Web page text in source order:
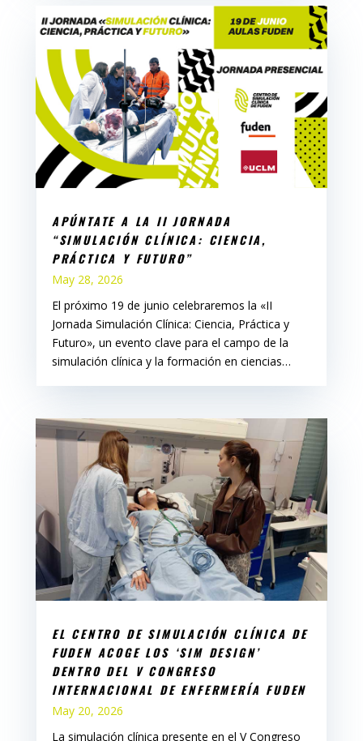
APÚNTATE A LA II JORNADA
“SIMULACIÓN CLÍNICA: CIENCIA,
PRÁCTICA Y FUTURO”
May 28, 2026
El próximo 19 de junio celebraremos la «II
Jornada Simulación Clínica: Ciencia, Práctica y
Futuro», un evento clave para el campo de la
simulación clínica y la formación en ciencias…
EL CENTRO DE SIMULACIÓN CLÍNICA DE
FUDEN ACOGE LOS ‘SIM DESIGN’
DENTRO DEL V CONGRESO
INTERNACIONAL DE ENFERMERÍA FUDEN
May 20, 2026
La simulación clínica presente en el V Congreso